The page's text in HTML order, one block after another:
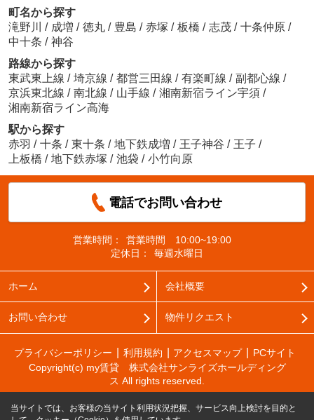
町名から探す
滝野川 / 成増 / 徳丸 / 豊島 / 赤塚 / 板橋 / 志茂 / 十条仲原 /
中十条 / 神谷
路線から探す
東武東上線 / 埼京線 / 都営三田線 / 有楽町線 / 副都心線 /
京浜東北線 / 南北線 / 山手線 / 湘南新宿ライン宇須 /
湘南新宿ライン高海
駅から探す
赤羽 / 十条 / 東十条 / 地下鉄成増 / 王子神谷 / 王子 /
上板橋 / 地下鉄赤塚 / 池袋 / 小竹向原
電話でお問い合わせ
営業時間：
営業時間 10:00~19:00
定休日：
毎週水曜日
ホーム 会社概要
お問い合わせ 物件リクエスト
プライバシーポリシー 利用規約 アクセスマップ
PCサイト
Copyright(c) my賃貸 株式会社サンライズホールディング
ス All rights reserved.
当サイトでは、お客様の当サイト利用状況把握、サービス向上検討を目的と